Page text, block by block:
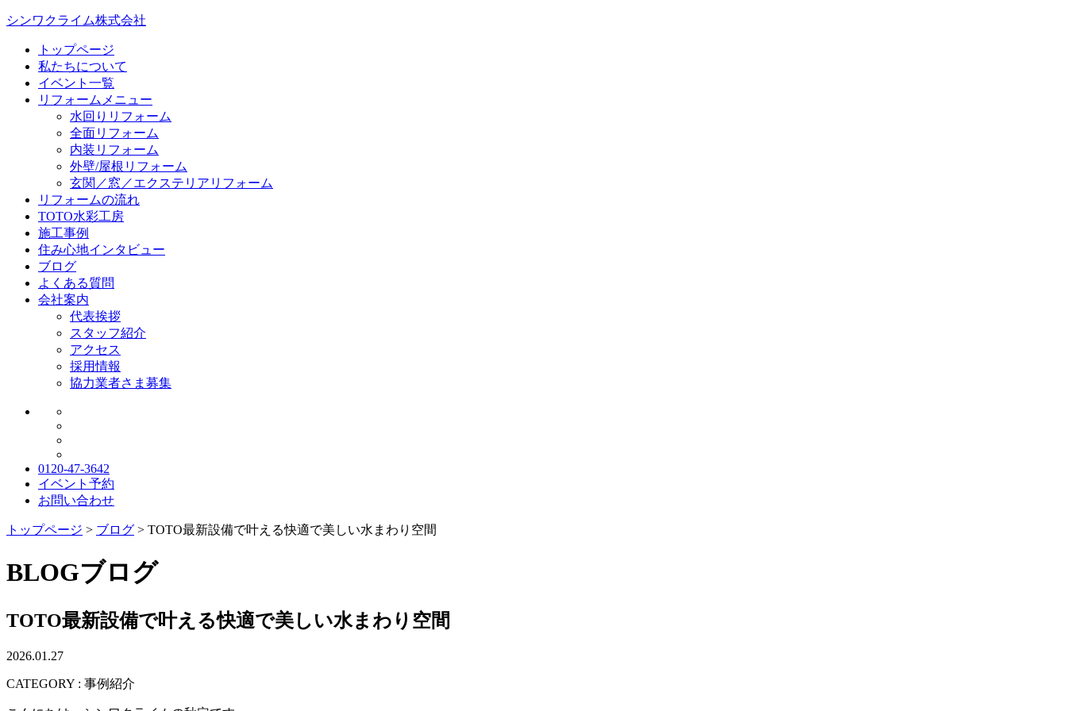
シンワクライム株式会社
トップページ
私たちについて
イベント一覧
リフォームメニュー
水回りリフォーム
全面リフォーム
内装リフォーム
外壁/屋根リフォーム
玄関／窓／エクステリアリフォーム
リフォームの流れ
TOTO水彩工房
施工事例
住み心地インタビュー
ブログ
よくある質問
会社案内
代表挨拶
スタッフ紹介
アクセス
採用情報
協力業者さま募集
0120-47-3642
イベント予約
お問い合わせ
トップページ > ブログ > TOTO最新設備で叶える快適で美しい水まわり空間
BLOGブログ
TOTO最新設備で叶える快適で美しい水まわり空間
2026.01.27
CATEGORY : 事例紹介